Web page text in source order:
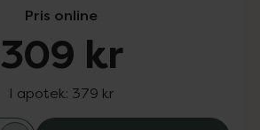
Pris online
309 kr
I apotek: 379 kr